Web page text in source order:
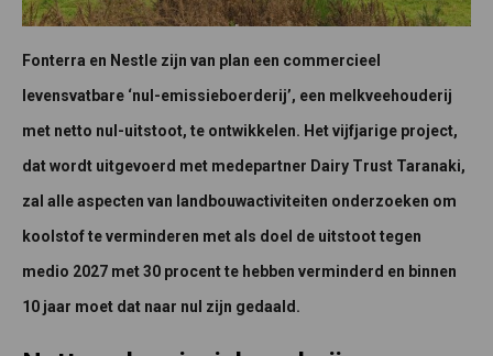
Fonterra en Nestle zijn van plan een commercieel
levensvatbare ‘nul-emissieboerderij’, een melkveehouderij
met netto nul-uitstoot, te ontwikkelen. Het vijfjarige project,
dat wordt uitgevoerd met medepartner Dairy Trust Taranaki,
zal alle aspecten van landbouwactiviteiten onderzoeken om
koolstof te verminderen met als doel de uitstoot tegen
medio 2027 met 30 procent te hebben verminderd en binnen
10 jaar moet dat naar nul zijn gedaald.